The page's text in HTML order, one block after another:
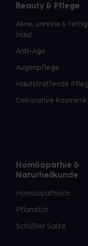
Beauty & Pflege
Akne, unreine &
Haut
Anti-Age
Augenpflege
Hautstraffende
Dekorative Kosmetik
Homöopathie &
Naturheilkunde
Homöopathisch
Pflanzlich
Schüßler Salze